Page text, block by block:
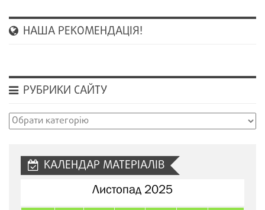
НАША РЕКОМЕНДАЦІЯ!
РУБРИКИ САЙТУ
Рубрики
КАЛЕНДАР МАТЕРІАЛІВ
Листопад 2025